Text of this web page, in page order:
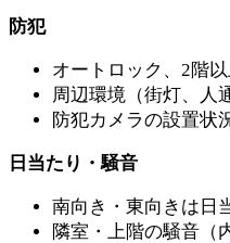
防犯
オートロック、2階
周辺環境（街灯、人
防犯カメラの設置状
日当たり・騒音
南向き・東向きは日
隣室・上階の騒音（